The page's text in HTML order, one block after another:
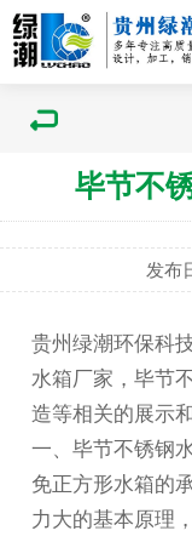
毕节不
发布
贵州绿潮环保科
水箱厂家 ，毕节
造等相关的展示
一、毕节不锈钢
免正方形水箱的
力大的基本原理